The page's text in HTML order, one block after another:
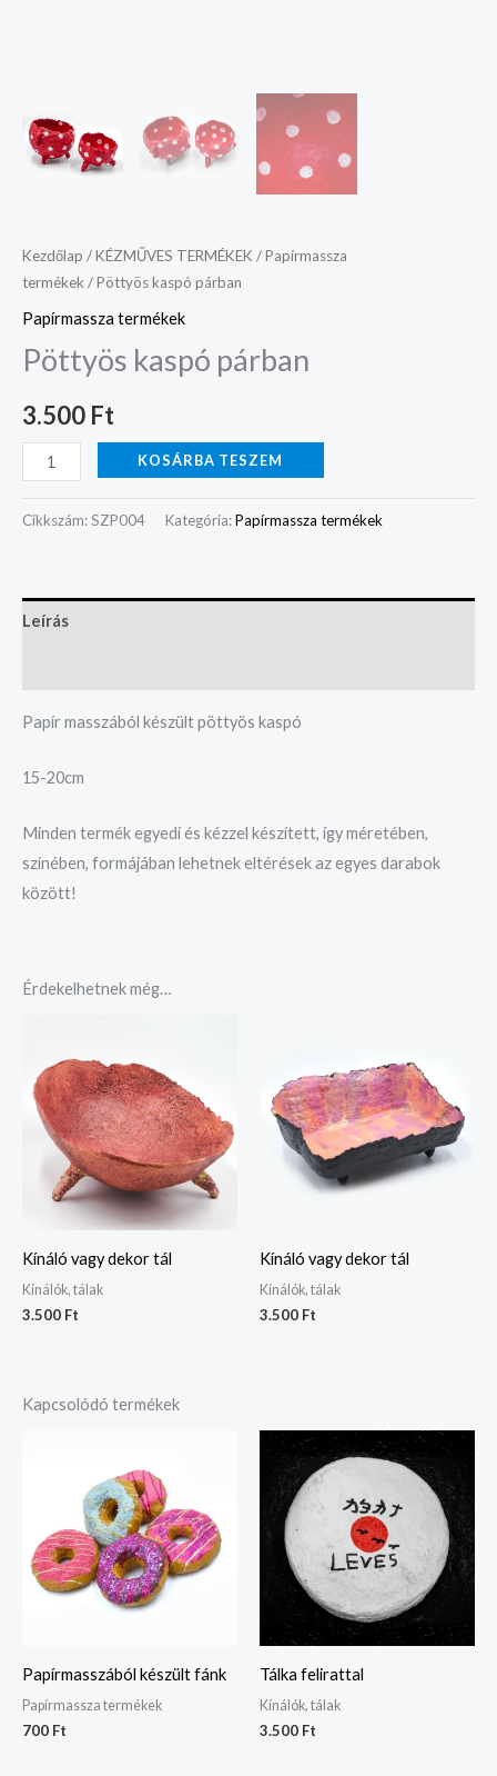
Kezdőlap /KÉZMŰVES TERMÉKEK /Papírmassza
termékek/ Pöttyös kaspó párban
Papírmassza termékek
Pöttyös kaspó párban
3.500 Ft
KOSÁRBA TESZEM
Cikkszám:SZP004 Kategória:Papírmassza termékek
Leírás
Papír masszából készült pöttyös kaspó
15-20cm
Minden termék egyedi és kézzel készített, így méretében,
színében, formájában lehetnek eltérések az egyes darabok
között!
Érdekelhetnek még…
Kínáló vagy dekor tál
Kínálók, tálak
3.500 Ft
Kínáló vagy dekor tál
Kínálók, tálak
3.500 Ft
Kapcsolódó termékek
Papírmasszából készült fánk
Papírmassza termékek
700 Ft
Tálka felirattal
Kínálók, tálak
3.500 Ft